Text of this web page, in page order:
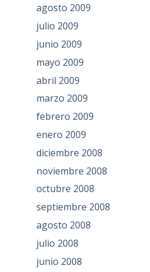
agosto 2009
julio 2009
junio 2009
mayo 2009
abril 2009
marzo 2009
febrero 2009
enero 2009
diciembre 2008
noviembre 2008
octubre 2008
septiembre 2008
agosto 2008
julio 2008
junio 2008